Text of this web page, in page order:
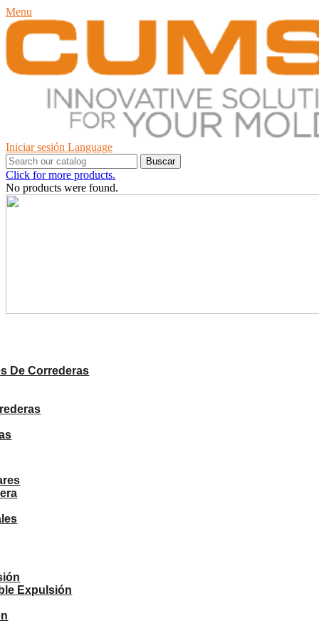
Menu
Iniciar sesión Language
Buscar
Click for more products.
No products were found.
De Correderas
Expulsión